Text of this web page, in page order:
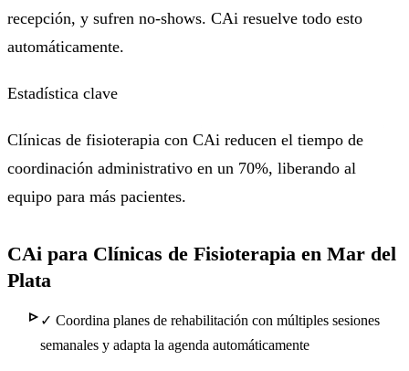
recepción, y sufren no-shows. CAi resuelve todo esto
automáticamente.
Estadística clave
Clínicas de fisioterapia con CAi reducen el tiempo de
coordinación administrativo en un 70%, liberando al
equipo para más pacientes.
CAi para Clínicas de Fisioterapia en Mar del
Plata
✓ Coordina planes de rehabilitación con múltiples sesiones
semanales y adapta la agenda automáticamente